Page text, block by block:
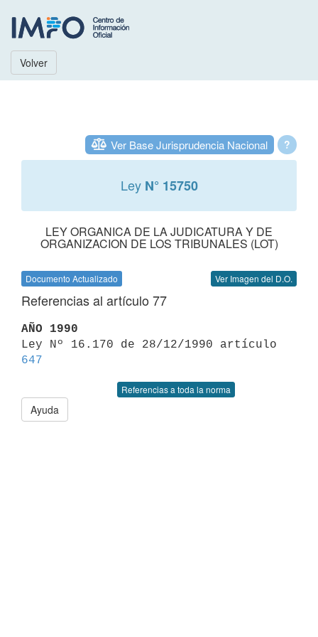
Volver
?
Ver Base Jurisprudencia Nacional
Ley N° 15750
LEY ORGANICA DE LA JUDICATURA Y DE
ORGANIZACION DE LOS TRIBUNALES (LOT)
Documento Actualizado Ver Imagen del D.O.
Referencias al artículo 77
AÑO 1990
647
Referencias a toda la norma
Ayuda